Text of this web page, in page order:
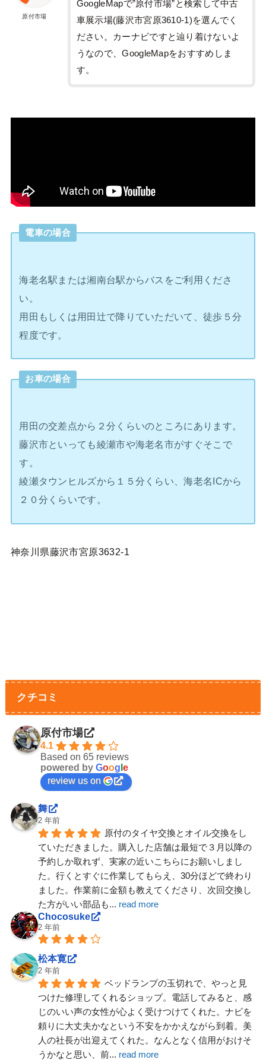
原付市場
GoogleMapで”原付市場”と検索して中古
車展示場(藤沢市宮原3610-1)を選んでく
ださい。カーナビですと辿り着けないよ
うなので、GoogleMapをおすすめしま
す。
電車の場合
海老名駅または湘南台駅からバスをご利用くださ
い。
用田もしくは用田辻で降りていただいて、徒歩５分
程度です。
お車の場合
用田の交差点から２分くらいのところにあります。
藤沢市といっても綾瀬市や海老名市がすぐそこで
す。
綾瀬タウンヒルズから１５分くらい、海老名ICから
２０分くらいです。
神奈川県藤沢市宮原3632-1
クチコミ
原付市場
4.1
Based on 65 reviews
powered by Goog e
review us on
舞
2 年前
原付のタイヤ交換とオイル交換をし
ていただきました。購入した店舗は最短で３月以降の
予約しか取れず、実家の近いこちらにお願いしまし
た。行くとすぐに作業してもらえ、30分ほどで終わり
ました。作業前に金額も教えてくださり、次回交換し
た方がいい部品も... read more
Chocosuke
2 年前
松本寛
2 年前
ベッドランプの玉切れで、やっと見
つけた修理してくれるショップ。電話してみると、感
じのいい声の女性が心よく受けつけてくれた。ナビを
頼りに大丈夫かなという不安をかかえながら到着。美
人の社長が出迎えてくれた。なんとなく信用がおけそ
うかなと思い、前... read more